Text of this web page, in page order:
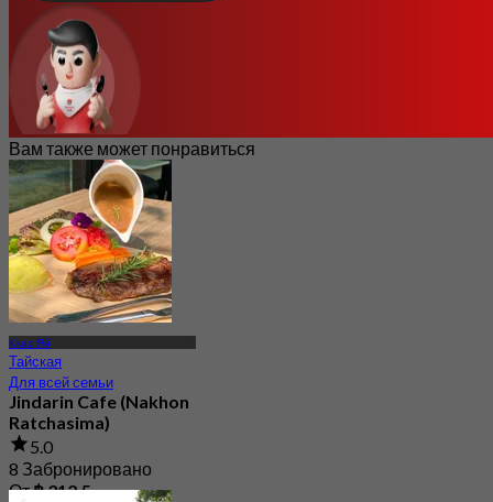
Вам также может понравиться
Кхао Яй
Тайская
Для всей семьи
Jindarin Cafe (Nakhon
Ratchasima)
5.0
8 Забронировано
От฿ 312.5